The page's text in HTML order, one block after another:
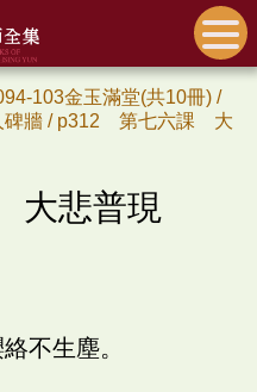
103金玉滿堂(共10冊) /
牆 / p312 第七六課 大
悲普現
不生塵。